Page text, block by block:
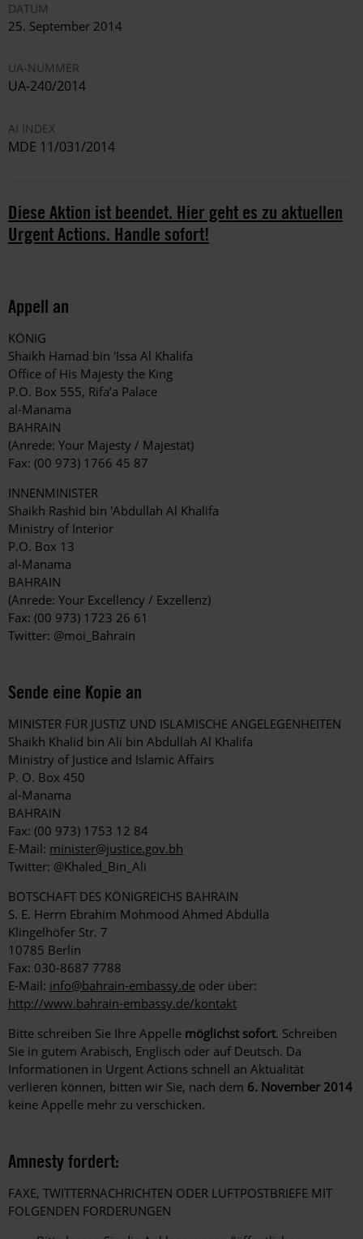
DATUM
25. September 2014
UA-NUMMER
UA-240/2014
AI INDEX
MDE 11/031/2014
Diese Aktion ist beendet. Hier geht es zu aktuellen
Urgent Actions. Handle sofort!
Appell an
KÖNIG
Shaikh Hamad bin 'Issa Al Khalifa
Office of His Majesty the King
P.O. Box 555, Rifa’a Palace
al-Manama
BAHRAIN
(Anrede: Your Majesty / Majestät)
Fax: (00 973) 1766 45 87
INNENMINISTER
Shaikh Rashid bin 'Abdullah Al Khalifa
Ministry of Interior
P.O. Box 13
al-Manama
BAHRAIN
(Anrede: Your Excellency / Exzellenz)
Fax: (00 973) 1723 26 61
Twitter: @moi_Bahrain
Sende eine Kopie an
MINISTER FÜR JUSTIZ UND ISLAMISCHE ANGELEGENHEITEN
Shaikh Khalid bin Ali bin Abdullah Al Khalifa
Ministry of Justice and Islamic Affairs
P. O. Box 450
al-Manama
BAHRAIN
Fax: (00 973) 1753 12 84
E-Mail: minister@justice.gov.bh
Twitter: @Khaled_Bin_Ali
BOTSCHAFT DES KÖNIGREICHS BAHRAIN
S. E. Herrn Ebrahim Mohmood Ahmed Abdulla
Klingelhöfer Str. 7
10785 Berlin
Fax: 030-8687 7788
E-Mail: info@bahrain-embassy.de oder über:
http://www.bahrain-embassy.de/kontakt
Bitte schreiben Sie Ihre Appelle möglichst sofort. Schreiben
Sie in gutem Arabisch, Englisch oder auf Deutsch. Da
Informationen in Urgent Actions schnell an Aktualität
verlieren können, bitten wir Sie, nach dem 6. November 2014
keine Appelle mehr zu verschicken.
Amnesty fordert:
FAXE, TWITTERNACHRICHTEN ODER LUFTPOSTBRIEFE MIT
FOLGENDEN FORDERUNGEN